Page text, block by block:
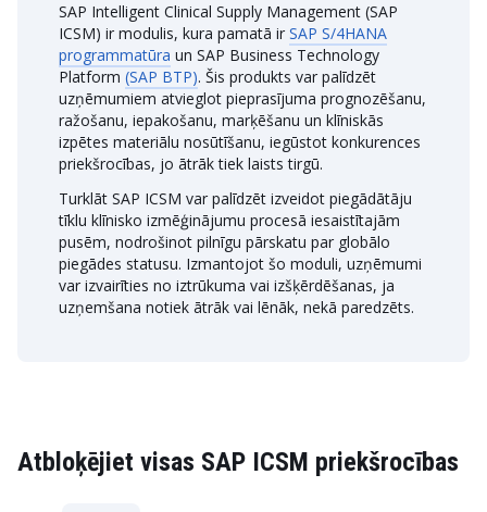
SAP Intelligent Clinical Supply Management (SAP
ICSM) ir modulis, kura pamatā ir SAP S/4HANA
programmatūra un SAP Business Technology
Platform (SAP BTP). Šis produkts var palīdzēt
uzņēmumiem atvieglot pieprasījuma prognozēšanu,
ražošanu, iepakošanu, marķēšanu un klīniskās
izpētes materiālu nosūtīšanu, iegūstot konkurences
priekšrocības, jo ātrāk tiek laists tirgū.
Turklāt SAP ICSM var palīdzēt izveidot piegādātāju
tīklu klīnisko izmēģinājumu procesā iesaistītajām
pusēm, nodrošinot pilnīgu pārskatu par globālo
piegādes statusu. Izmantojot šo moduli, uzņēmumi
var izvairīties no iztrūkuma vai izšķērdēšanas, ja
uzņemšana notiek ātrāk vai lēnāk, nekā paredzēts.
Atbloķējiet visas SAP ICSM priekšrocības